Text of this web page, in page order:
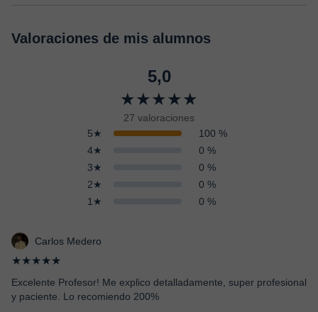
Valoraciones de mis alumnos
5,0
★★★★★
27 valoraciones
5★
100 %
4★
0 %
3★
0 %
2★
0 %
1★
0 %
Carlos Medero
★★★★★
Excelente Profesor! Me explico detalladamente, super profesional
y paciente. Lo recomiendo 200%